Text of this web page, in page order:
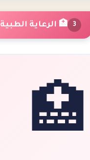
3 🏥 الرعاية الطبية
🏥